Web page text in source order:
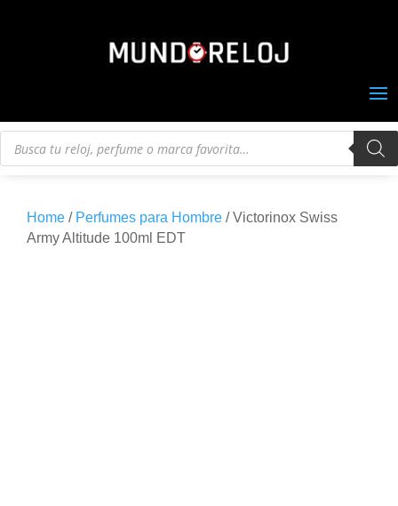
Búsqueda
Home / Perfumes para Hombre / Victorinox Swiss
Army Altitude 100ml EDT